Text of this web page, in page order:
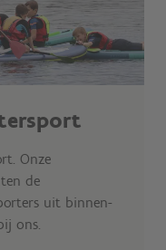
Onze
de
uit binnen-
ons.